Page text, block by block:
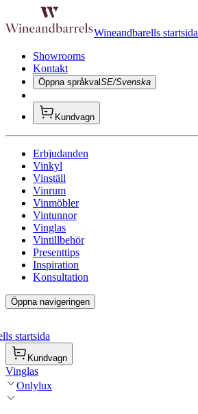
Wineandbarells startsida
Showrooms
Kontakt
Öppna språkvalSE/Svenska
Kundvagn
Erbjudanden
Vinkyl
Vinställ
Vinrum
Vinmöbler
Vintunnor
Vinglas
Vintillbehör
Presenttips
Inspiration
Konsultation
Öppna navigeringen
startsida
Kundvagn
Vinglas
Onlylux